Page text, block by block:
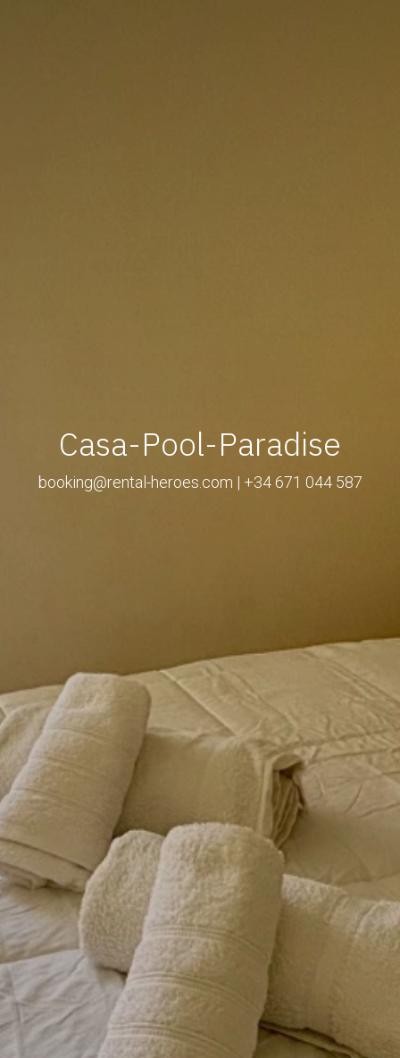
Casa-Pool-Paradise
booking@rental-heroes.com | +34 671 044 587